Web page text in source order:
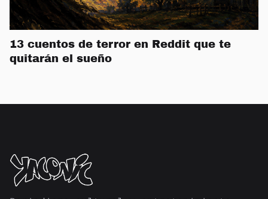
13 cuentos de terror en Reddit que te
quitarán el sueño